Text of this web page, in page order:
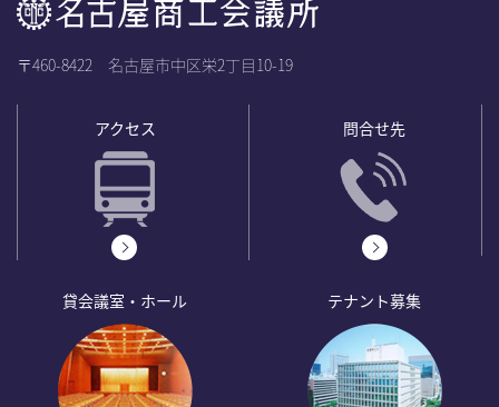
〒460-8422 名古屋市中区栄2丁目10-19
アクセス 問合せ先
貸会議室・ホール テナント募集